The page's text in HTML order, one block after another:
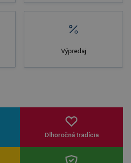
Výpredaj
Dlhoročná tradícia